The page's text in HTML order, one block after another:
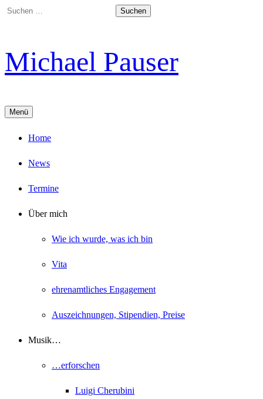
Springe
Suchen
Michael Pauser
Menü
Home
News
Termine
Über mich
Wie ich wurde, was ich bin
Vita
ehrenamtliches Engagement
Auszeichnungen, Stipendien, Preise
Musik…
…erforschen
Luigi Cherubini